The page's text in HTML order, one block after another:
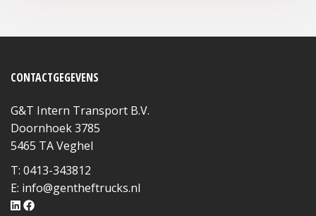
CONTACTGEGEVENS
G&T Intern Transport B.V.
Doornhoek 3785
5465 TA Veghel
T: 0413-343812
E: info@gentheftrucks.nl